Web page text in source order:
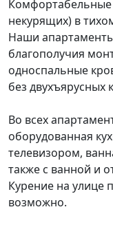
некурящих) в
Наши
благополучия
односпальные
без двухъярусных
Во всех
оборудованная
телевизором,
также с ванной и
Курение на улице
возможно.